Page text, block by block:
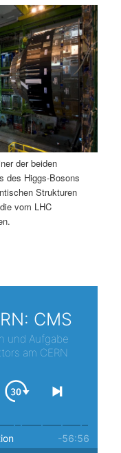
der beiden
des Higgs-Bosons
Strukturen
vom LHC